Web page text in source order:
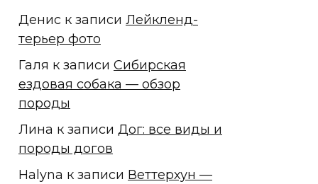
Денис к записи Лейкленд-
терьер фото
Галя к записи Сибирская
ездовая собака — обзор
породы
Лина к записи Дог: все виды и
породы догов
Halyna к записи Веттерхун —